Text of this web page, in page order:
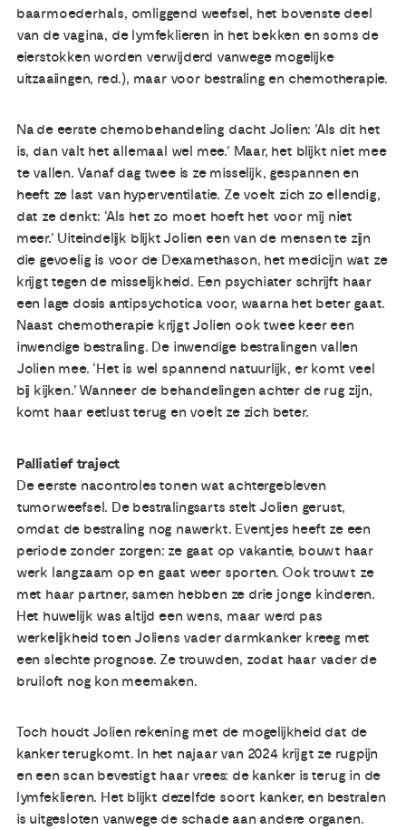
baarmoederhals, omliggend weefsel, het bovenste deel
van de vagina, de lymfeklieren in het bekken en soms de
eierstokken worden verwijderd vanwege mogelijke
uitzaaiingen, red.), maar voor bestraling en chemotherapie.
Na de eerste chemobehandeling dacht Jolien: ’Als dit het
is, dan valt het allemaal wel mee.’ Maar, het blijkt niet mee
te vallen. Vanaf dag twee is ze misselijk, gespannen en
heeft ze last van hyperventilatie. Ze voelt zich zo ellendig,
dat ze denkt: ‘Als het zo moet hoeft het voor mij niet
meer.’ Uiteindelijk blijkt Jolien een van de mensen te zijn
die gevoelig is voor de Dexamethason, het medicijn wat ze
krijgt tegen de misselijkheid. Een psychiater schrijft haar
een lage dosis antipsychotica voor, waarna het beter gaat.
Naast chemotherapie krijgt Jolien ook twee keer een
inwendige bestraling. De inwendige bestralingen vallen
Jolien mee. ‘Het is wel spannend natuurlijk, er komt veel
bij kijken.’ Wanneer de behandelingen achter de rug zijn,
komt haar eetlust terug en voelt ze zich beter.
Palliatief traject
De eerste nacontroles tonen wat achtergebleven
tumorweefsel. De bestralingsarts stelt Jolien gerust,
omdat de bestraling nog nawerkt. Eventjes heeft ze een
periode zonder zorgen: ze gaat op vakantie, bouwt haar
werk langzaam op en gaat weer sporten. Ook trouwt ze
met haar partner, samen hebben ze drie jonge kinderen.
Het huwelijk was altijd een wens, maar werd pas
werkelijkheid toen Joliens vader darmkanker kreeg met
een slechte prognose. Ze trouwden, zodat haar vader de
bruiloft nog kon meemaken.
Toch houdt Jolien rekening met de mogelijkheid dat de
kanker terugkomt. In het najaar van 2024 krijgt ze rugpijn
en een scan bevestigt haar vrees: de kanker is terug in de
lymfeklieren. Het blijkt dezelfde soort kanker, en bestralen
is uitgesloten vanwege de schade aan andere organen.